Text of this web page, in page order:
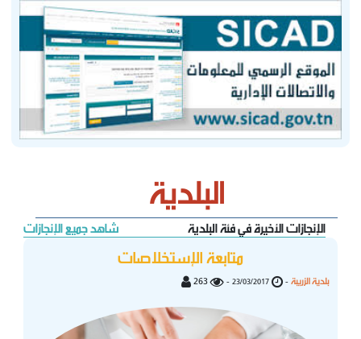
البلدية
الإنجازات الأخيرة في فئة البلدية شاهد جميع الإنجازات
متابعة الإستخلاصات
بلدية الزريبة-
23/03/2017
-
263